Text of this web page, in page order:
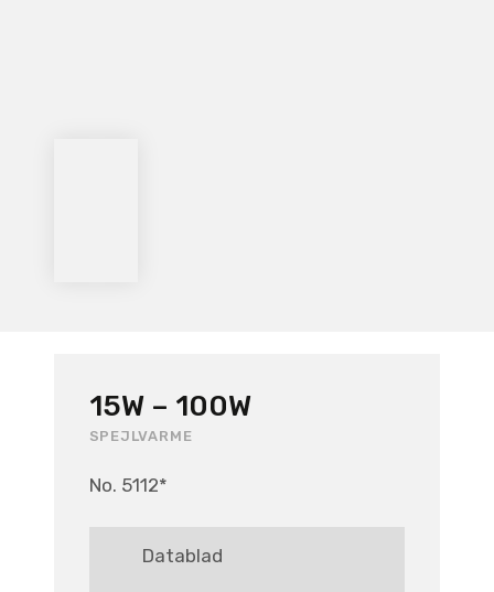
15W – 100W
SPEJLVARME
No. 5112*
Datablad